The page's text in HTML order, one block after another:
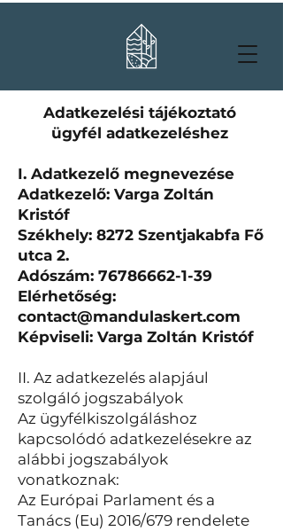
Adatkezelési tájékoztató
ügyfél adatkezeléshez
I. Adatkezelő megnevezése
Adatkezelő: Varga Zoltán
Kristóf
Székhely: 8272 Szentjakabfa Fő
utca 2.
Adószám: 76786662-1-39
Elérhetőség:
contact@mandulaskert.com
Képviseli: Varga Zoltán Kristóf
II. Az adatkezelés alapjául
szolgáló jogszabályok
Az ügyfélkiszolgáláshoz
kapcsolódó adatkezelésekre az
alábbi jogszabályok
vonatkoznak:
Az Európai Parlament és a
Tanács (Eu) 2016/679 rendelete